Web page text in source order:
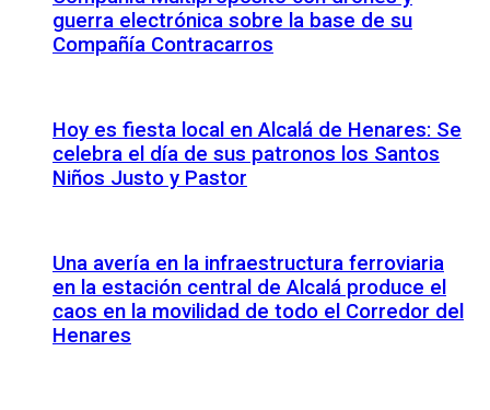
guerra electrónica sobre la base de su
Compañía Contracarros
Hoy es fiesta local en Alcalá de Henares: Se
celebra el día de sus patronos los Santos
Niños Justo y Pastor
Una avería en la infraestructura ferroviaria
en la estación central de Alcalá produce el
caos en la movilidad de todo el Corredor del
Henares